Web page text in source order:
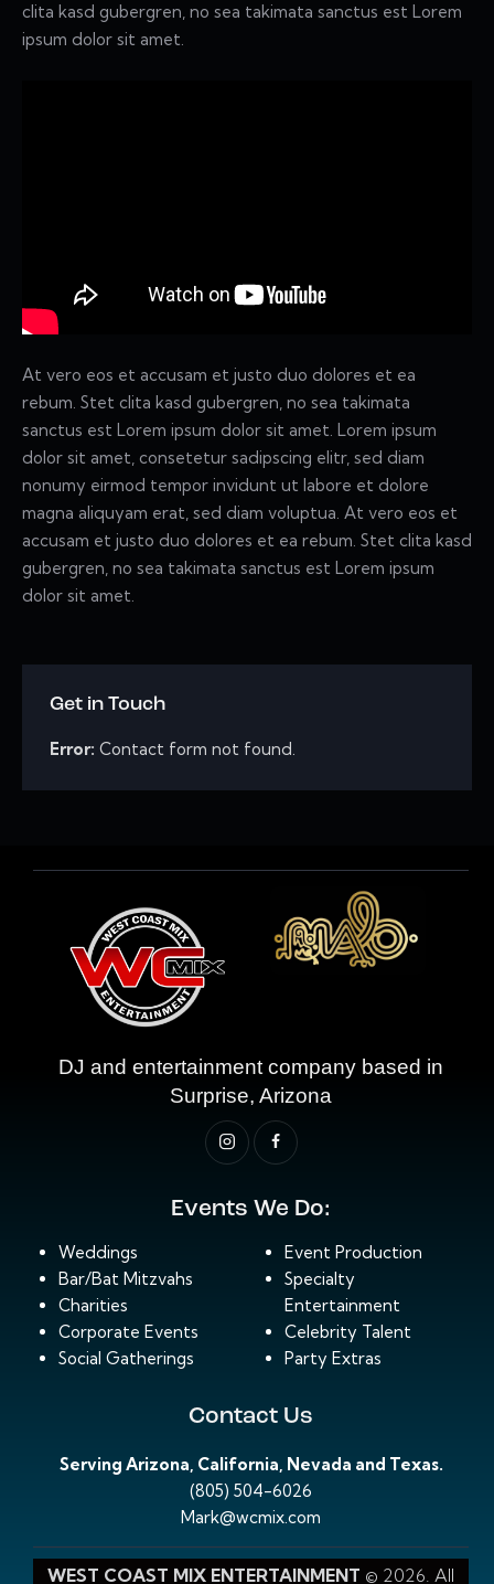
clita kasd gubergren, no sea takimata sanctus est Lorem
ipsum dolor sit amet.
At vero eos et accusam et justo duo dolores et ea
rebum. Stet clita kasd gubergren, no sea takimata
sanctus est Lorem ipsum dolor sit amet. Lorem ipsum
dolor sit amet, consetetur sadipscing elitr, sed diam
nonumy eirmod tempor invidunt ut labore et dolore
magna aliquyam erat, sed diam voluptua. At vero eos et
accusam et justo duo dolores et ea rebum. Stet clita kasd
gubergren, no sea takimata sanctus est Lorem ipsum
dolor sit amet.
Get in Touch
Error: Contact form not found.
DJ and entertainment company based in
Surprise, Arizona
Events We Do:
Weddings
Bar/Bat Mitzvahs
Charities
Corporate Events
Social Gatherings
Event Production
Specialty
Entertainment
Celebrity Talent
Party Extras
Contact Us
Serving Arizona, California, Nevada and Texas.
(805) 504-6026
Mark@wcmix.com
WEST COAST MIX ENTERTAINMENT © 2026. All